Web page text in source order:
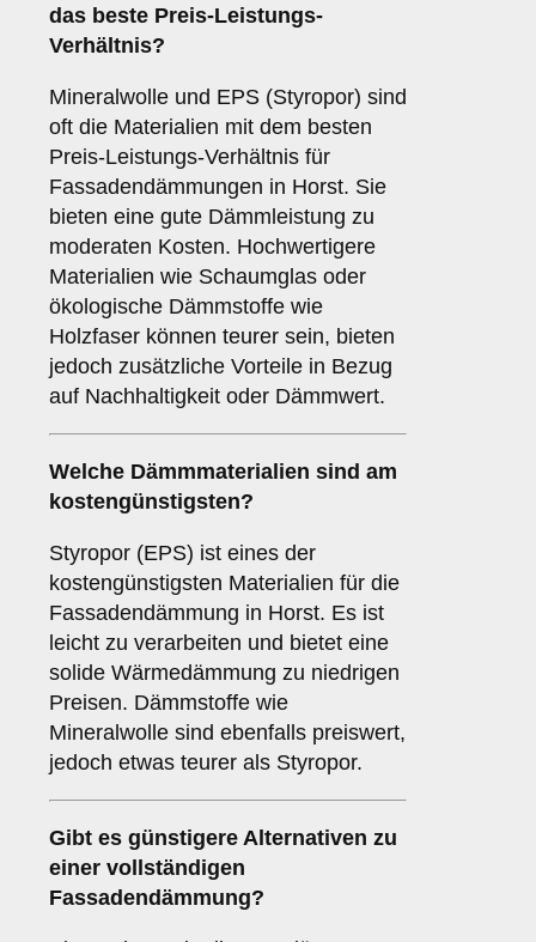
das beste Preis-Leistungs-
Verhältnis?
Mineralwolle und EPS (Styropor) sind
oft die Materialien mit dem besten
Preis-Leistungs-Verhältnis für
Fassadendämmungen in Horst. Sie
bieten eine gute Dämmleistung zu
moderaten Kosten. Hochwertigere
Materialien wie Schaumglas oder
ökologische Dämmstoffe wie
Holzfaser können teurer sein, bieten
jedoch zusätzliche Vorteile in Bezug
auf Nachhaltigkeit oder Dämmwert.
Welche Dämmmaterialien sind am
kostengünstigsten?
Styropor (EPS) ist eines der
kostengünstigsten Materialien für die
Fassadendämmung in Horst. Es ist
leicht zu verarbeiten und bietet eine
solide Wärmedämmung zu niedrigen
Preisen. Dämmstoffe wie
Mineralwolle sind ebenfalls preiswert,
jedoch etwas teurer als Styropor.
Gibt es günstigere Alternativen zu
einer vollständigen
Fassadendämmung?